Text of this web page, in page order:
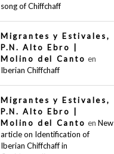
song of Chiffchaff
Migrantes y Estivales,
P.N. Alto Ebro |
Molino del Canto en
Iberian Chiffchaff
Migrantes y Estivales,
P.N. Alto Ebro |
Molino del Canto en New
article on Identification of
Iberian Chiffchaff in